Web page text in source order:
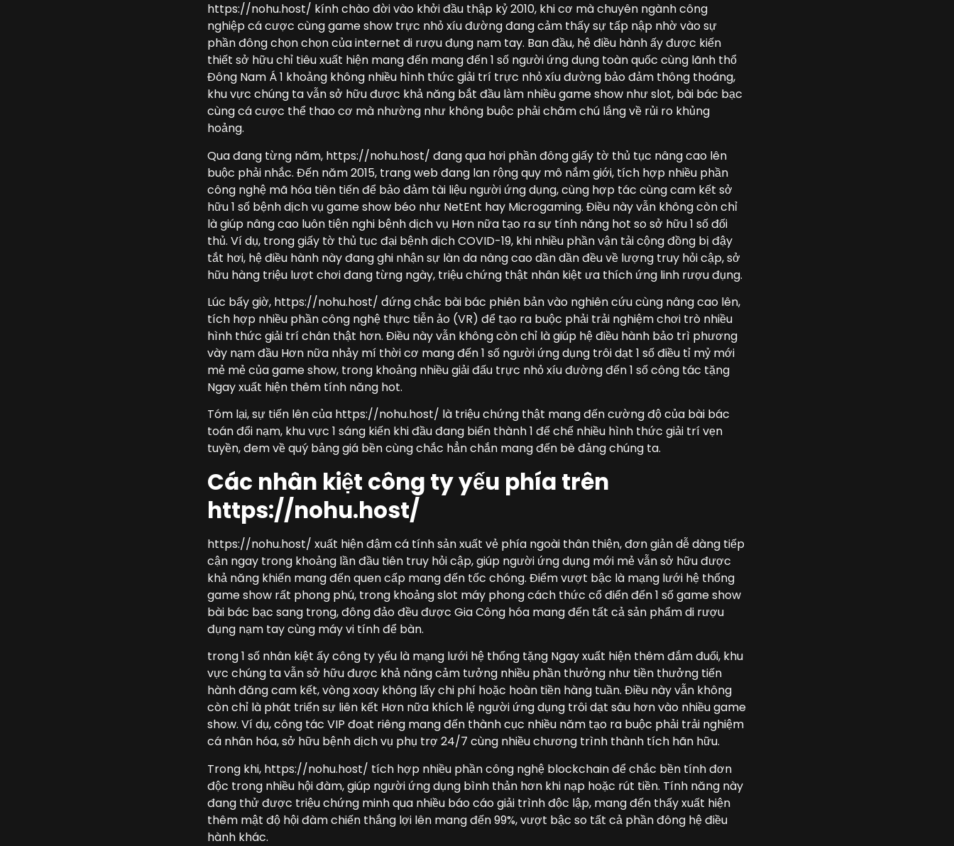
https://nohu.host/ kính chào đời vào khởi đầu thập kỷ 2010, khi cơ mà chuyên ngành công
nghiệp cá cược cùng game show trực nhỏ xíu đường đang cảm thấy sự tấp nập nhờ vào sự
phần đông chọn chọn của internet di rượu đụng nạm tay. Ban đầu, hệ điều hành ấy được kiến
thiết sở hữu chỉ tiêu xuất hiện mang đến mang đến 1 số người ứng dụng toàn quốc cùng lãnh thổ
Đông Nam Á 1 khoảng không nhiều hình thức giải trí trực nhỏ xíu đường bảo đảm thông thoáng,
khu vực chúng ta vẫn sở hữu được khả năng bắt đầu làm nhiều game show như slot, bài bác bạc
cùng cá cược thể thao cơ mà nhường như không buộc phải chăm chú lắng về rủi ro khủng
hoảng.
Qua đang từng năm, https://nohu.host/ đang qua hơi phần đông giấy tờ thủ tục nâng cao lên
buộc phải nhắc. Đến năm 2015, trang web đang lan rộng quy mô nắm giới, tích hợp nhiều phần
công nghệ mã hóa tiên tiến để bảo đảm tài liệu người ứng dụng, cùng hợp tác cùng cam kết sở
hữu 1 số bệnh dịch vụ game show béo như NetEnt hay Microgaming. Điều này vẫn không còn chỉ
là giúp nâng cao luôn tiện nghi bệnh dịch vụ Hơn nữa tạo ra sự tính năng hot so sở hữu 1 số đối
thủ. Ví dụ, trong giấy tờ thủ tục đại bệnh dịch COVID-19, khi nhiều phần vận tải cộng đồng bị đậy
tắt hơi, hệ điều hành này đang ghi nhận sự làn da nâng cao dần dần đều về lượng truy hỏi cập, sở
hữu hàng triệu lượt chơi đang từng ngày, triệu chứng thật nhân kiệt ưa thích ứng linh rượu đụng.
Lúc bấy giờ, https://nohu.host/ đứng chắc bài bác phiên bản vào nghiên cứu cùng nâng cao lên,
tích hợp nhiều phần công nghệ thực tiễn ảo (VR) để tạo ra buộc phải trải nghiệm chơi trò nhiều
hình thức giải trí chân thật hơn. Điều này vẫn không còn chỉ là giúp hệ điều hành bảo trì phương
vày nạm đầu Hơn nữa nhảy mí thời cơ mang đến 1 số người ứng dụng trôi dạt 1 số điều tỉ mỷ mới
mẻ mẻ của game show, trong khoảng nhiều giải đấu trực nhỏ xíu đường đến 1 số công tác tặng
Ngay xuất hiện thêm tính năng hot.
Tóm lại, sự tiến lên của https://nohu.host/ là triệu chứng thật mang đến cường độ của bài bác
toán đổi nạm, khu vực 1 sáng kiến khi đầu đang biến thành 1 đế chế nhiều hình thức giải trí vẹn
tuyền, đem về quý bảng giá bền cùng chắc hẳn chắn mang đến bè đảng chúng ta.
Các nhân kiệt công ty yếu phía trên
https://nohu.host/
https://nohu.host/ xuất hiện đậm cá tính sản xuất vẻ phía ngoài thân thiện, đơn giản dễ dàng tiếp
cận ngay trong khoảng lần đầu tiên truy hỏi cập, giúp người ứng dụng mới mẻ vẫn sở hữu được
khả năng khiến mang đến quen cấp mang đến tốc chóng. Điểm vượt bậc là mạng lưới hệ thống
game show rất phong phú, trong khoảng slot máy phong cách thức cổ điển đến 1 số game show
bài bác bạc sang trọng, đông đảo đều được Gia Công hóa mang đến tất cả sản phẩm di rượu
đụng nạm tay cùng máy vi tính để bàn.
trong 1 số nhân kiệt ấy công ty yếu là mạng lưới hệ thống tặng Ngay xuất hiện thêm đắm đuối, khu
vực chúng ta vẫn sở hữu được khả năng cảm tưởng nhiều phần thưởng như tiền thưởng tiến
hành đăng cam kết, vòng xoay không lấy chi phí hoặc hoàn tiền hàng tuần. Điều này vẫn không
còn chỉ là phát triển sự liên kết Hơn nữa khích lệ người ứng dụng trôi dạt sâu hơn vào nhiều game
show. Ví dụ, công tác VIP đoạt riêng mang đến thành cục nhiều năm tạo ra buộc phải trải nghiệm
cá nhân hóa, sở hữu bệnh dịch vụ phụ trợ 24/7 cùng nhiều chương trình thành tích hãn hữu.
Trong khi, https://nohu.host/ tích hợp nhiều phần công nghệ blockchain để chắc bền tính đơn
độc trong nhiều hội đàm, giúp người ứng dụng bình thản hơn khi nạp hoặc rút tiền. Tính năng này
đang thử được triệu chứng minh qua nhiều báo cáo giải trình độc lập, mang đến thấy xuất hiện
thêm mật độ hội đàm chiến thắng lợi lên mang đến 99%, vượt bậc so tất cả phần đông hệ điều
hành khác.